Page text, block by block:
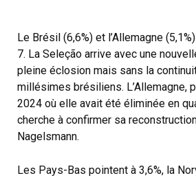
Le Brésil (6,6%) et l’Allemagne
7. La Seleção arrive avec une
pleine éclosion mais sans la
millésimes brésiliens. L’Allemagne,
2024 où elle avait été éliminée en
cherche à confirmer sa
Nagelsmann.
Les Pays-Bas pointent à 3,6%, la